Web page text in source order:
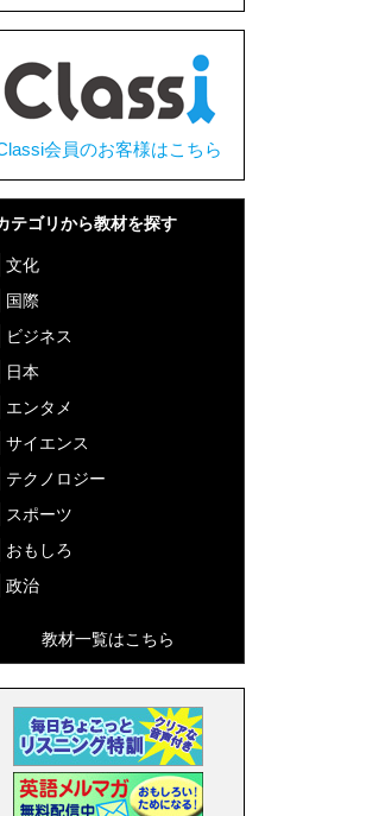
会員のお客様はこちら
テゴリから教材を探す
文化
国際
ビジネス
日本
エンタメ
サイエンス
テクノロジー
スポーツ
おもしろ
政治
教材一覧はこちら